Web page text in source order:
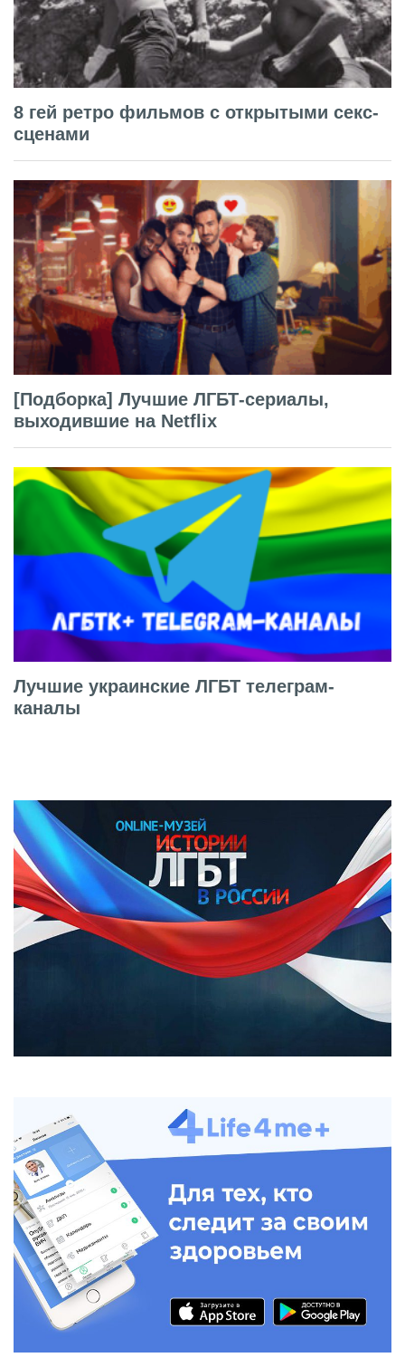
8 гей ретро фильмов с открытыми секс-
сценами
[Подборка] Лучшие ЛГБТ-сериалы,
выходившие на Netflix
Лучшие украинские ЛГБТ телеграм-
каналы